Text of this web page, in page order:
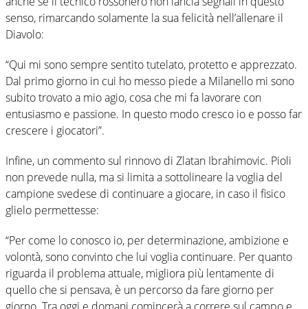
senso, rimarcando solamente la sua felicità nell’allenare il
Diavolo:
“Qui mi sono sempre sentito tutelato, protetto e apprezzato.
Dal primo giorno in cui ho messo piede a Milanello mi sono
subito trovato a mio agio, cosa che mi fa lavorare con
entusiasmo e passione. In questo modo cresco io e posso far
crescere i giocatori”.
Infine, un commento sul rinnovo di Zlatan Ibrahimovic. Pioli
non prevede nulla, ma si limita a sottolineare la voglia del
campione svedese di continuare a giocare, in caso il fisico
glielo permettesse:
“Per come lo conosco io, per determinazione, ambizione e
volontà, sono convinto che lui voglia continuare. Per quanto
riguarda il problema attuale, migliora più lentamente di
quello che si pensava, è un percorso da fare giorno per